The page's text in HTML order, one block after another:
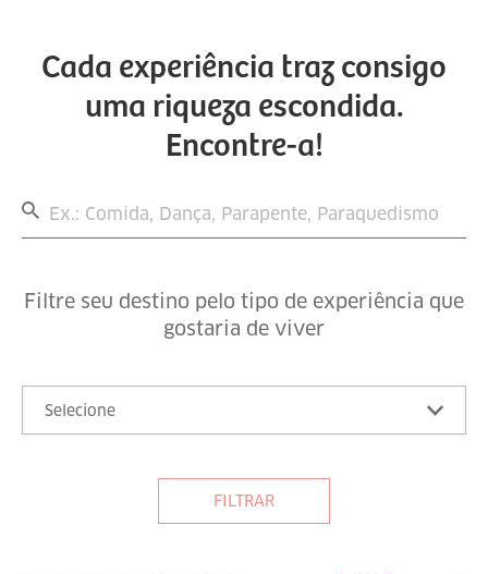
Cada experiência traz consigo
uma riqueza escondida.
Encontre-a!
Filtre seu destino pelo tipo de experiência que
gostaria de viver
Selecione
FILTRAR